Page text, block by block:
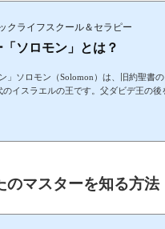
クライフスクール＆セラピー
ソロモン」とは？
」ソロモン（Solomon）は、旧約聖書
イスラエルの王です。父ダビデ王の後
のマスターを知る方法